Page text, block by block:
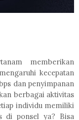
memberikan
kecepatan
dan penyimpanan
berbagai aktivitas
individu memiliki
di ponsel ya? Bisa